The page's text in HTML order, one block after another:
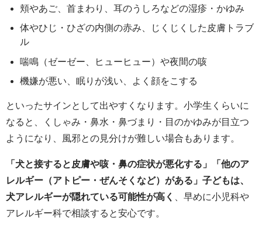
頬やあご、首まわり、耳のうしろなどの湿疹・かゆみ
体やひじ・ひざの内側の赤み、じくじくした皮膚トラブ
ル
喘鳴（ゼーゼー、ヒューヒュー）や夜間の咳
機嫌が悪い、眠りが浅い、よく顔をこする
といったサインとして出やすくなります。小学生くらいに
なると、くしゃみ・鼻水・鼻づまり・目のかゆみが目立つ
ようになり、風邪との見分けが難しい場合もあります。
「犬と接すると皮膚や咳・鼻の症状が悪化する」「他のア
レルギー（アトピー・ぜんそくなど）がある」子どもは、
犬アレルギーが隠れている可能性が高く
、早めに小児科や
アレルギー科で相談すると安心です。